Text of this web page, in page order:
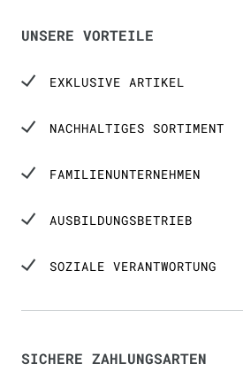
UNSERE VORTEILE
EXKLUSIVE ARTIKEL
NACHHALTIGES SORTIMENT
FAMILIENUNTERNEHMEN
AUSBILDUNGSBETRIEB
SOZIALE VERANTWORTUNG
SICHERE ZAHLUNGSARTEN